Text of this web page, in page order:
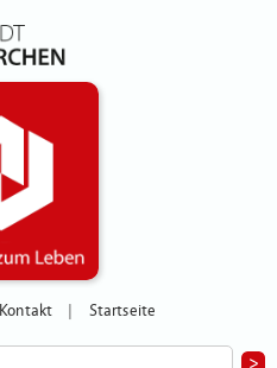
Kontakt Startseite